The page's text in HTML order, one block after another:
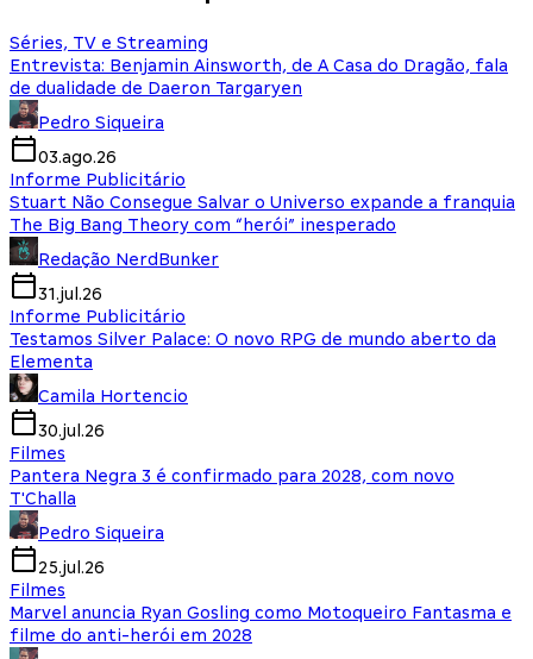
Séries, TV e Streaming
Entrevista: Benjamin Ainsworth, de A Casa do Dragão, fala
de dualidade de Daeron Targaryen
Pedro Siqueira
03.ago.26
Informe Publicitário
Stuart Não Consegue Salvar o Universo expande a franquia
The Big Bang Theory com “herói” inesperado
Redação NerdBunker
31.jul.26
Informe Publicitário
Testamos Silver Palace: O novo RPG de mundo aberto da
Elementa
Camila Hortencio
30.jul.26
Filmes
Pantera Negra 3 é confirmado para 2028, com novo
T'Challa
Pedro Siqueira
25.jul.26
Filmes
Marvel anuncia Ryan Gosling como Motoqueiro Fantasma e
filme do anti-herói em 2028